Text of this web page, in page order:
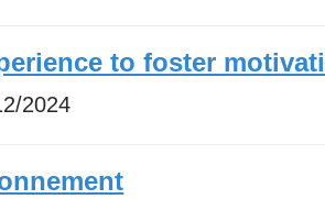
to foster
2024